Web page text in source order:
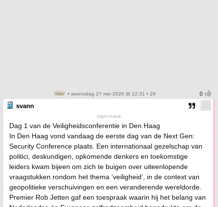
• woensdag 27 mei 2026 @ 22:31 • 29
svann
night-hawk
Dag 1 van de Veiligheidsconferentie in Den Haag
In Den Haag vond vandaag de eerste dag van de Next Gen:
Security Conference plaats. Een internationaal gezelschap van
politici, deskundigen, opkomende denkers en toekomstige
leiders kwam bijeen om zich te buigen over uiteenlopende
vraagstukken rondom het thema ‘veiligheid’, in de context van
geopolitieke verschuivingen en een veranderende wereldorde.
Premier Rob Jetten gaf een toespraak waarin hij het belang van